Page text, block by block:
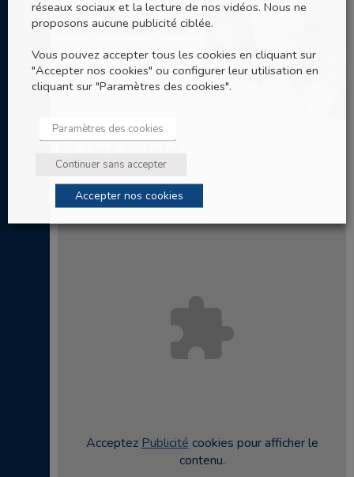
Et des vidéos
Acceptez Publicité cookies pour afficher le
contenu.
réseaux sociaux et la lecture de nos vidéos. Nous ne
proposons aucune publicité ciblée.
Vous pouvez accepter tous les cookies en cliquant sur
"Accepter nos cookies" ou configurer leur utilisation en
cliquant sur "Paramètres des cookies".
Paramètres des cookies
Continuer sans accepter
Accepter nos cookies